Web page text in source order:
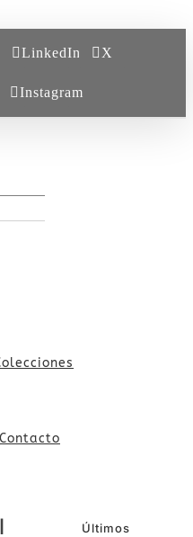
LinkedIn X
Instagram
Contacto
Últimos